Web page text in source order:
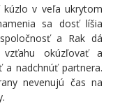
v veľa ukrytom
sa dosť líšia
a Rak dá
okúzľovať a
nadchnúť partnera.
nevenujú čas na